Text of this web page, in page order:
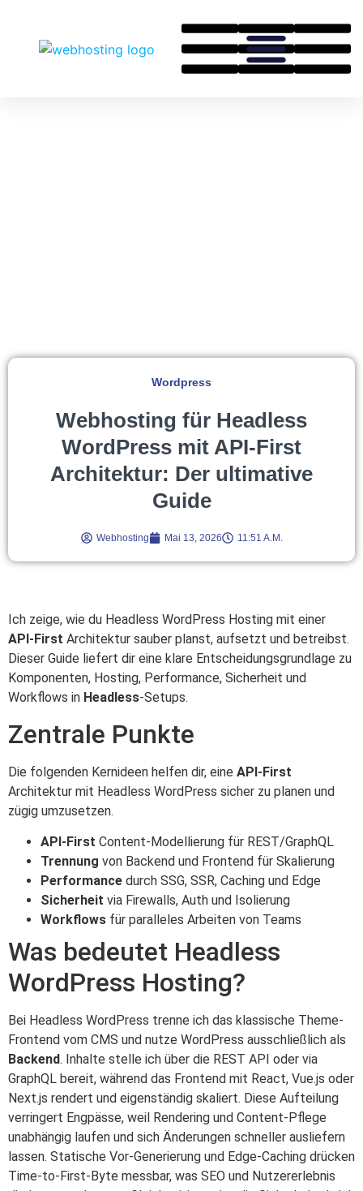
Wordpress
Webhosting für Headless
WordPress mit API-First
Architektur: Der ultimative
Guide
Webhosting Mai 13, 2026 11:51 A.m.
Ich zeige, wie du Headless WordPress Hosting mit einer
API‑First Architektur sauber planst, aufsetzt und betreibst.
Dieser Guide liefert dir eine klare Entscheidungsgrundlage zu
Komponenten, Hosting, Performance, Sicherheit und
Workflows in Headless-Setups.
Zentrale Punkte
Die folgenden Kernideen helfen dir, eine API‑First
Architektur mit Headless WordPress sicher zu planen und
zügig umzusetzen.
API‑First Content-Modellierung für REST/GraphQL
Trennung von Backend und Frontend für Skalierung
Performance durch SSG, SSR, Caching und Edge
Sicherheit via Firewalls, Auth und Isolierung
Workflows für paralleles Arbeiten von Teams
Was bedeutet Headless
WordPress Hosting?
Bei Headless WordPress trenne ich das klassische Theme-
Frontend vom CMS und nutze WordPress ausschließlich als
Backend. Inhalte stelle ich über die REST API oder via
GraphQL bereit, während das Frontend mit React, Vue.js oder
Next.js rendert und eigenständig skaliert. Diese Aufteilung
verringert Engpässe, weil Rendering und Content-Pflege
unabhängig laufen und sich Änderungen schneller ausliefern
lassen. Statische Vor-Generierung und Edge-Caching drücken
Time-to-First-Byte messbar, was SEO und Nutzererlebnis